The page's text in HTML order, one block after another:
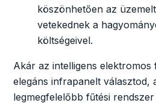
köszönhetően az
vetekednek a
költségeivel.
Akár az intelligens elektromos
elegáns infrapanelt választod,
legmegfelelőbb fűtési